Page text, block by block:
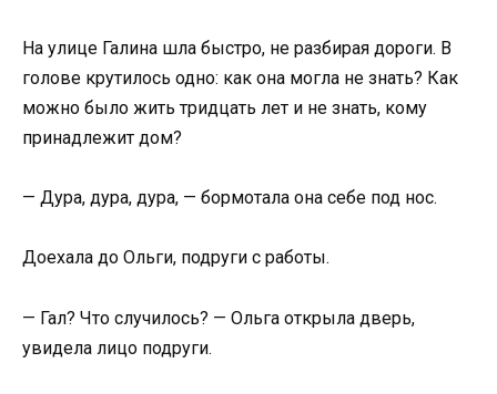
На улице Галина шла быстро, не разбирая дороги. В
голове крутилось одно: как она могла не знать? Как
можно было жить тридцать лет и не знать, кому
принадлежит дом?
— Дура, дура, дура, — бормотала она себе под нос.
Доехала до Ольги, подруги с работы.
— Гал? Что случилось? — Ольга открыла дверь,
увидела лицо подруги.